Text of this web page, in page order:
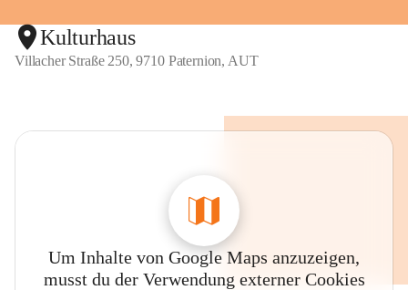
Kulturhaus
Villacher Straße 250, 9710 Paternion, AUT
Um Inhalte von Google Maps anzuzeigen,
musst du der Verwendung externer Cookies